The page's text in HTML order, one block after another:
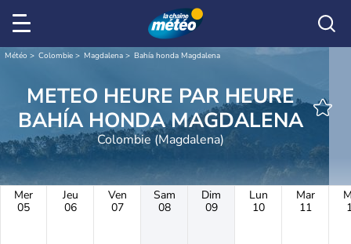
Météo Colombie Magdalena Bahía honda Magdalena
METEO HEURE PAR HEURE
BAHÍA HONDA MAGDALENA
Colombie (Magdalena)
Mer
05
Jeu
06
Ven
07
Sam
08
Dim
09
Lun
10
Mar
11